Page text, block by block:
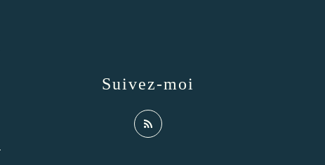
Suivez-moi